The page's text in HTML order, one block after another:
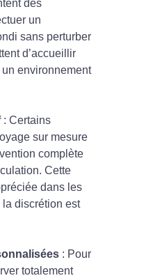
des
un
sans perturber
d’accueillir
environnement
: Certains
sur mesure
complète
Cette
dans les
discrétion est
: Pour
totalement